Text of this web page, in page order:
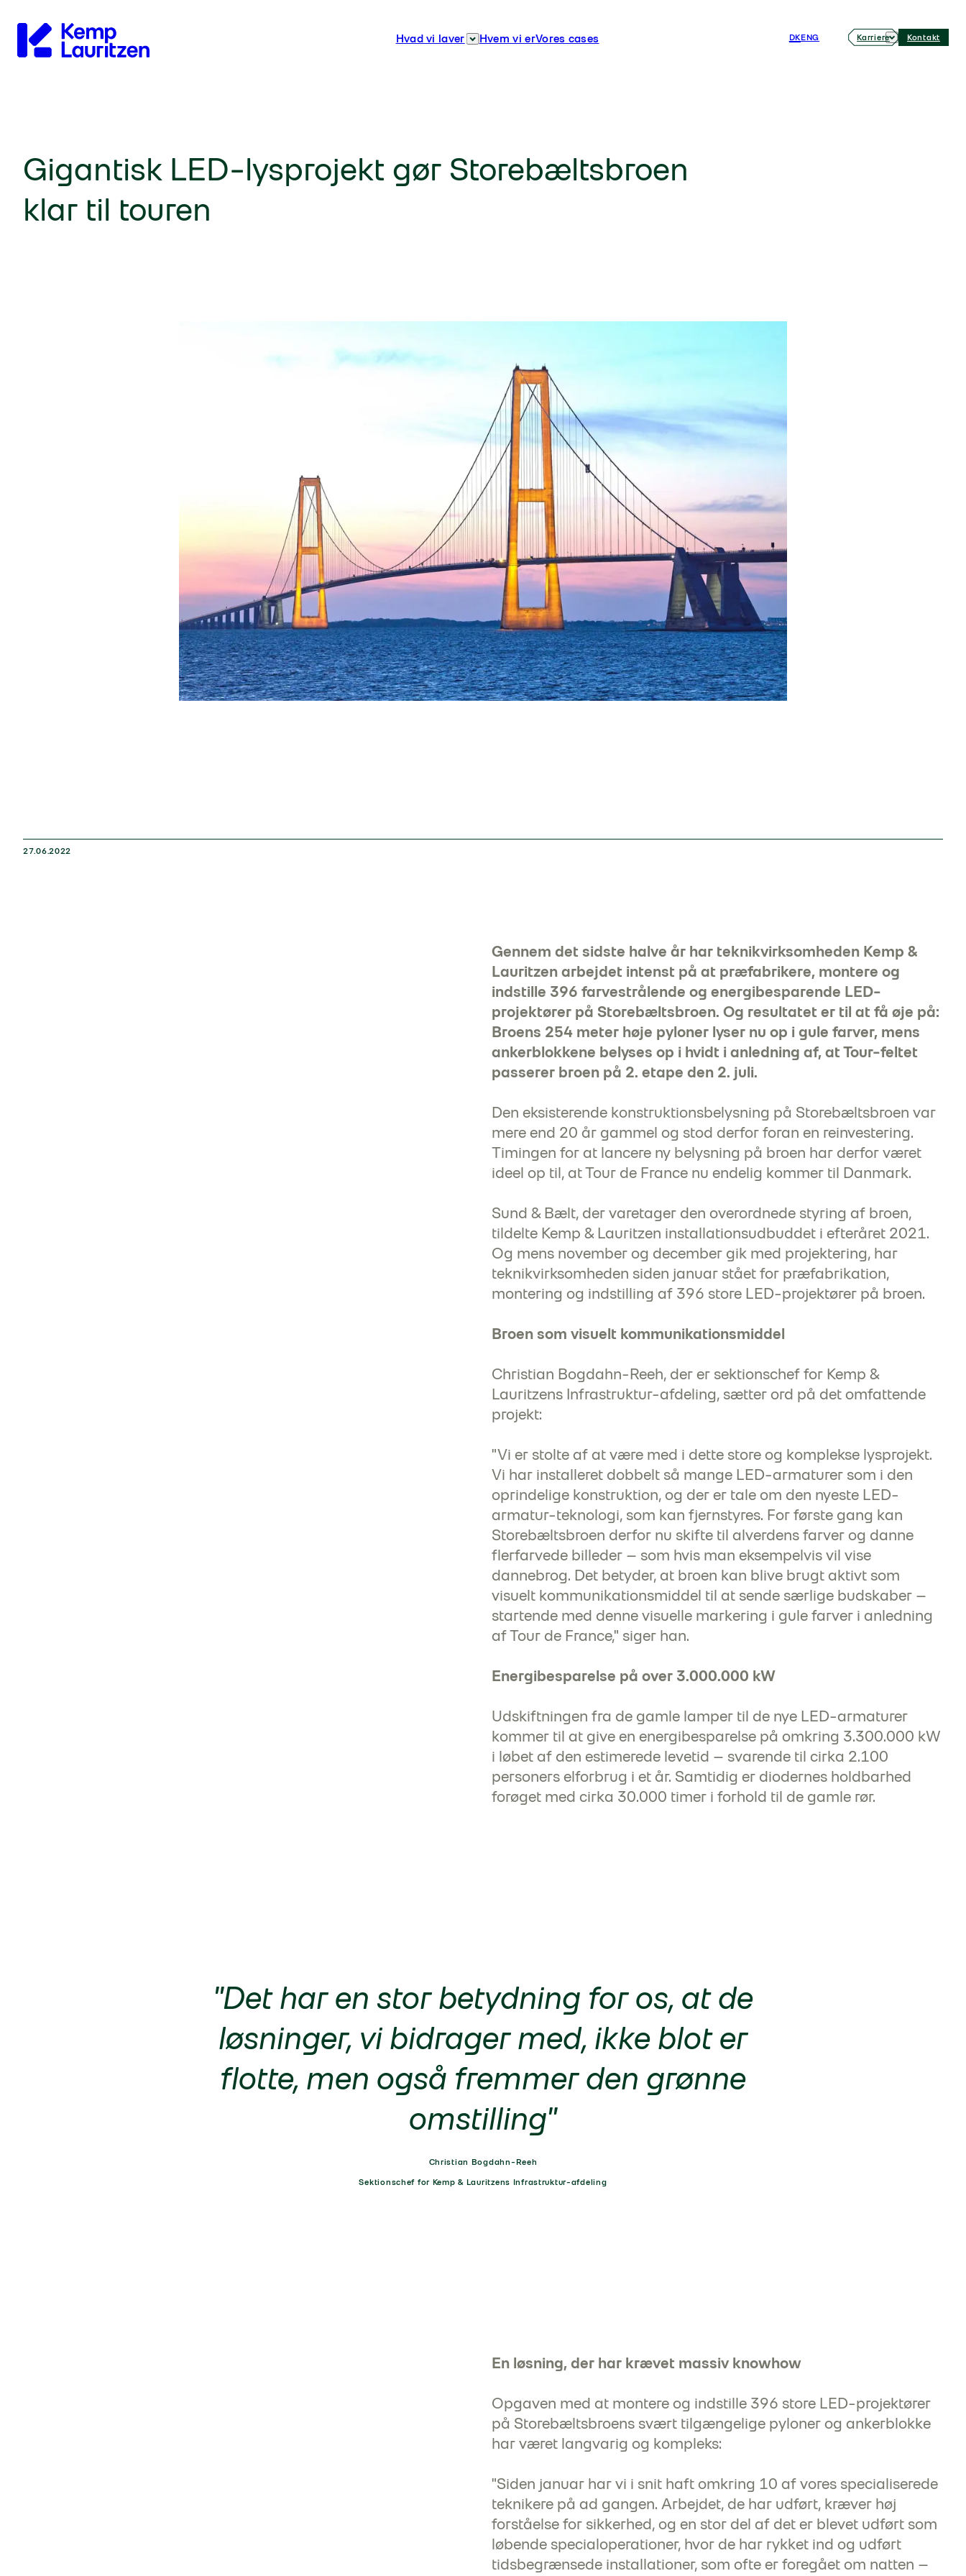
Hvad vi laver
Hvem vi erVores cases DKENG Karriere Kontakt
Gigantisk LED-lysprojekt gør Storebæltsbroen
klar til touren
27.06.2022
Gennem det sidste halve år har teknikvirksomheden Kemp &
Lauritzen arbejdet intenst på at præfabrikere, montere og
indstille 396 farvestrålende og energibesparende LED-
projektører på Storebæltsbroen. Og resultatet er til at få øje på:
Broens 254 meter høje pyloner lyser nu op i gule farver, mens
ankerblokkene belyses op i hvidt i anledning af, at Tour-feltet
passerer broen på 2. etape den 2. juli.
Den eksisterende konstruktionsbelysning på Storebæltsbroen var
mere end 20 år gammel og stod derfor foran en reinvestering.
Timingen for at lancere ny belysning på broen har derfor været
ideel op til, at Tour de France nu endelig kommer til Danmark.
Sund & Bælt, der varetager den overordnede styring af broen,
tildelte Kemp & Lauritzen installationsudbuddet i efteråret 2021.
Og mens november og december gik med projektering, har
teknikvirksomheden siden januar stået for præfabrikation,
montering og indstilling af 396 store LED-projektører på broen.
Broen som visuelt kommunikationsmiddel
Christian Bogdahn-Reeh, der er sektionschef for Kemp &
Lauritzens Infrastruktur-afdeling, sætter ord på det omfattende
projekt:
"Vi er stolte af at være med i dette store og komplekse lysprojekt.
Vi har installeret dobbelt så mange LED-armaturer som i den
oprindelige konstruktion, og der er tale om den nyeste LED-
armatur-teknologi, som kan fjernstyres. For første gang kan
Storebæltsbroen derfor nu skifte til alverdens farver og danne
flerfarvede billeder – som hvis man eksempelvis vil vise
dannebrog. Det betyder, at broen kan blive brugt aktivt som
visuelt kommunikationsmiddel til at sende særlige budskaber –
startende med denne visuelle markering i gule farver i anledning
af Tour de France," siger han.
Energibesparelse på over 3.000.000 kW
Udskiftningen fra de gamle lamper til de nye LED-armaturer
kommer til at give en energibesparelse på omkring 3.300.000 kW
i løbet af den estimerede levetid – svarende til cirka 2.100
personers elforbrug i et år. Samtidig er diodernes holdbarhed
forøget med cirka 30.000 timer i forhold til de gamle rør.
"Det har en stor betydning for os, at de
løsninger, vi bidrager med, ikke blot er
flotte, men også fremmer den grønne
omstilling"
Christian Bogdahn-Reeh
Sektionschef for Kemp & Lauritzens Infrastruktur-afdeling
En løsning, der har krævet massiv knowhow
Opgaven med at montere og indstille 396 store LED-projektører
på Storebæltsbroens svært tilgængelige pyloner og ankerblokke
har været langvarig og kompleks:
"Siden januar har vi i snit haft omkring 10 af vores specialiserede
teknikere på ad gangen. Arbejdet, de har udført, kræver høj
forståelse for sikkerhed, og en stor del af det er blevet udført som
løbende specialoperationer, hvor de har rykket ind og udført
tidsbegrænsede installationer, som ofte er foregået om natten –